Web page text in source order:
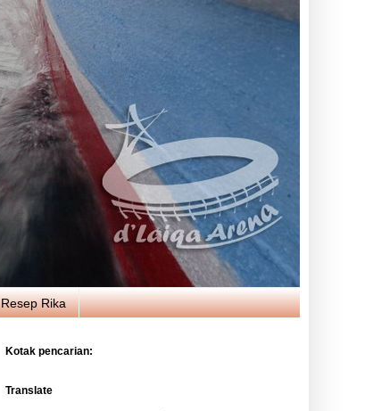
Resep Rika
Kotak pencarian:
Translate